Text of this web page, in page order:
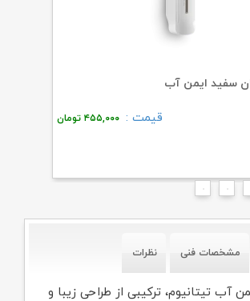
سفید ایمن آب
قیمت : ۴۵۵,۰۰۰ تومان
مشخصات فنی نظرات
آب تیتانیوم، ترکیبی از طراحی زیبا و